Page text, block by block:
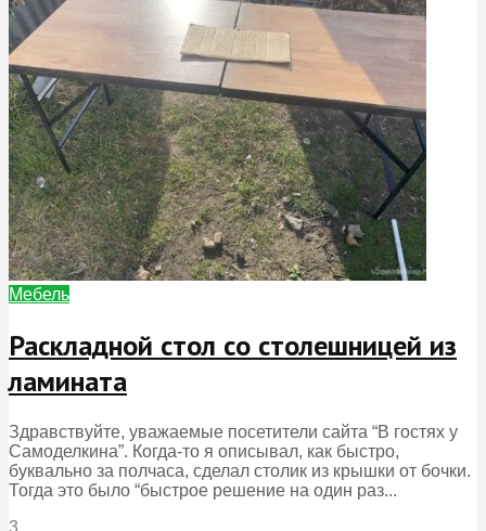
Мебель
Раскладной стол со столешницей из
ламината
Здравствуйте, уважаемые посетители сайта “В гостях у
Самоделкина”. Когда-то я описывал, как быстро,
буквально за полчаса, сделал столик из крышки от бочки.
Тогда это было “быстрое решение на один раз...
3